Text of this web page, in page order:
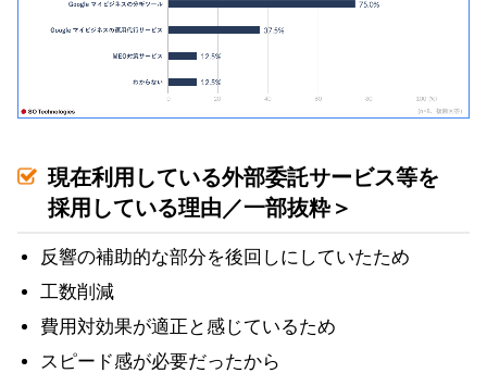
現在利用している外部委託サービス等を
採用している理由／一部抜粋＞
反響の補助的な部分を後回しにしていたため
工数削減
費用対効果が適正と感じているため
スピード感が必要だったから